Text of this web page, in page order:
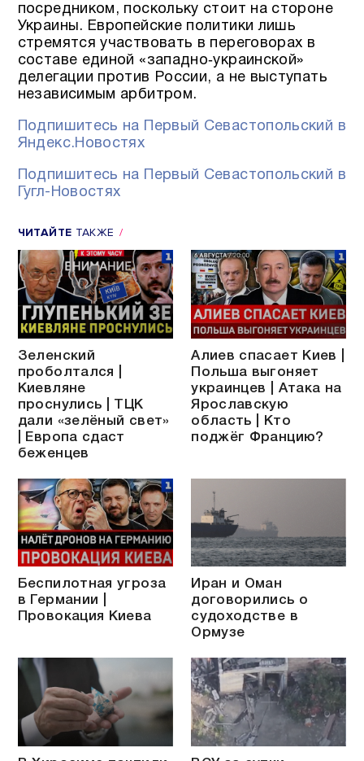
посредником, поскольку стоит на стороне
Украины. Европейские политики лишь
стремятся участвовать в переговорах в
составе единой «западно‑украинской»
делегации против России, а не выступать
независимым арбитром.
Подпишитесь на Первый Севастопольский в
Яндекс.Новостях
Подпишитесь на Первый Севастопольский в
Гугл-Новостях
ЧИТАЙТЕ ТАКЖЕ
Зеленский
проболтался |
Киевляне
проснулись | ТЦК
дали «зелёный свет»
| Европа сдаст
беженцев
Алиев спасает Киев |
Польша выгоняет
украинцев | Атака на
Ярославскую
область | Кто
поджёг Францию?
Беспилотная угроза
в Германии |
Провокация Киева
Иран и Оман
договорились о
судоходстве в
Ормузе